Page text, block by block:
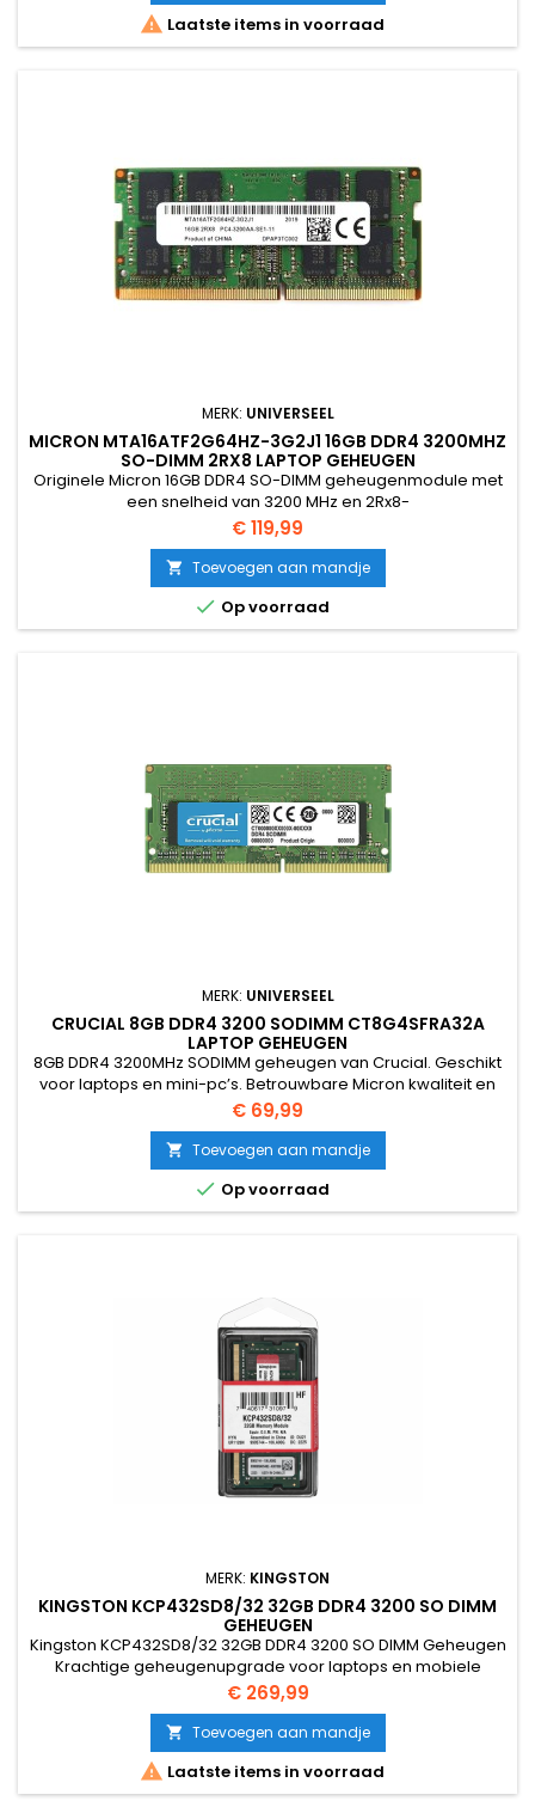
 Laatste items in voorraad
MERK: UNIVERSEEL
MICRON MTA16ATF2G64HZ-3G2J1 16GB DDR4 3200MHZ
SO-DIMM 2RX8 LAPTOP GEHEUGEN
Originele Micron 16GB DDR4 SO-DIMM geheugenmodule met
een snelheid van 3200 MHz en 2Rx8-
geheugenopbouw.Ideaal voor het uitbreiden van het
werkgeheugen van laptops en mini-pc's voor betere
prestaties en soepel multitasken.Nieuw (pulled),
professioneel getest en geleverd met 12 maanden garantie.
Prijs
€ 119,99
 Toevoegen aan mandje
 Op voorraad
MERK: UNIVERSEEL
CRUCIAL 8GB DDR4 3200 SODIMM CT8G4SFRA32A
LAPTOP GEHEUGEN
8GB DDR4 3200MHz SODIMM geheugen van Crucial. Geschikt
voor laptops en mini-pc’s. Betrouwbare Micron kwaliteit en
direct klaar voor gebruik.
Prijs
€ 69,99
 Toevoegen aan mandje
 Op voorraad
MERK: KINGSTON
KINGSTON KCP432SD8/32 32GB DDR4 3200 SO DIMM
GEHEUGEN
Kingston KCP432SD8/32 32GB DDR4 3200 SO DIMM Geheugen
Krachtige geheugenupgrade voor laptops en mobiele
workstations. Deze Kingston 32GB DDR4 module zorgt voor
maximale prestaties bij multitasking, zware applicaties en
professioneel gebruik. Ideaal voor high-end laptops zoals HP
ZBook en Dell Precision.
Prijs
€ 269,99
 Toevoegen aan mandje
 Laatste items in voorraad